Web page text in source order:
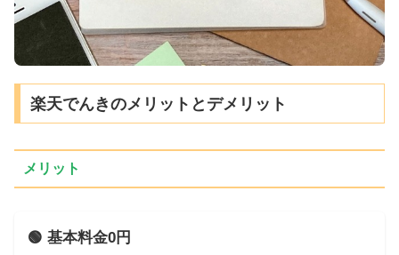
楽天でんきのメリットとデメリット
メリット
🟢 基本料金0円